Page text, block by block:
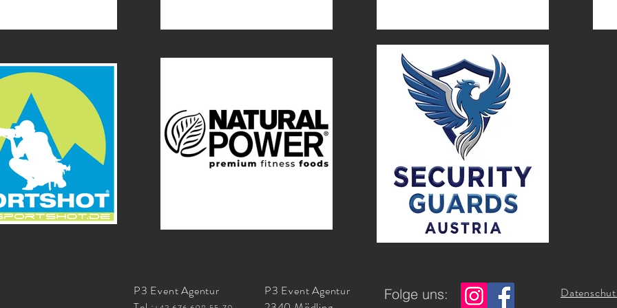
P3 Event Agentur
P3 Event Agentur
Folge uns: